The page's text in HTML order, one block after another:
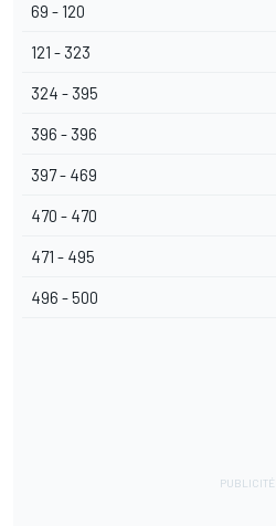
69 - 120
121 - 323
324 - 395
396 - 396
397 - 469
470 - 470
471 - 495
496 - 500